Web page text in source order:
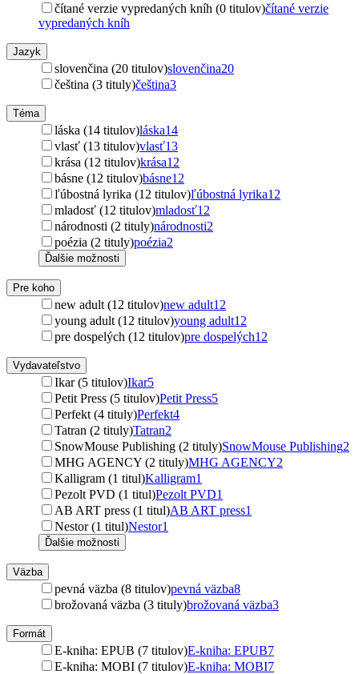
čítané verzie vypredaných kníh (0 titulov)čítané verzie
vypredaných kníh
Jazyk
slovenčina (20 titulov)slovenčina20
čeština (3 tituly)čeština3
Téma
láska (14 titulov)láska14
vlasť (13 titulov)vlasť13
krása (12 titulov)krása12
básne (12 titulov)básne12
ľúbostná lyrika (12 titulov)ľúbostná lyrika12
mladosť (12 titulov)mladosť12
národnosti (2 tituly)národnosti2
poézia (2 tituly)poézia2
Ďalšie možnosti
Pre koho
new adult (12 titulov)new adult12
young adult (12 titulov)young adult12
pre dospelých (12 titulov)pre dospelých12
Vydavateľstvo
Ikar (5 titulov)Ikar5
Petit Press (5 titulov)Petit Press5
Perfekt (4 tituly)Perfekt4
Tatran (2 tituly)Tatran2
SnowMouse Publishing (2 tituly)SnowMouse Publishing2
MHG AGENCY (2 tituly)MHG AGENCY2
Kalligram (1 titul)Kalligram1
Pezolt PVD (1 titul)Pezolt PVD1
AB ART press (1 titul)AB ART press1
Nestor (1 titul)Nestor1
Ďalšie možnosti
Väzba
pevná väzba (8 titulov)pevná väzba8
brožovaná väzba (3 tituly)brožovaná väzba3
Formát
E-kniha: EPUB (7 titulov)E-kniha: EPUB7
E-kniha: MOBI (7 titulov)E-kniha: MOBI7